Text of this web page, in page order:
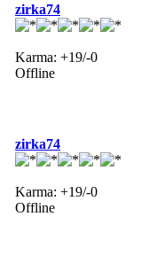
zirka74
Karma: +19/-0
Offline
zirka74
Karma: +19/-0
Offline